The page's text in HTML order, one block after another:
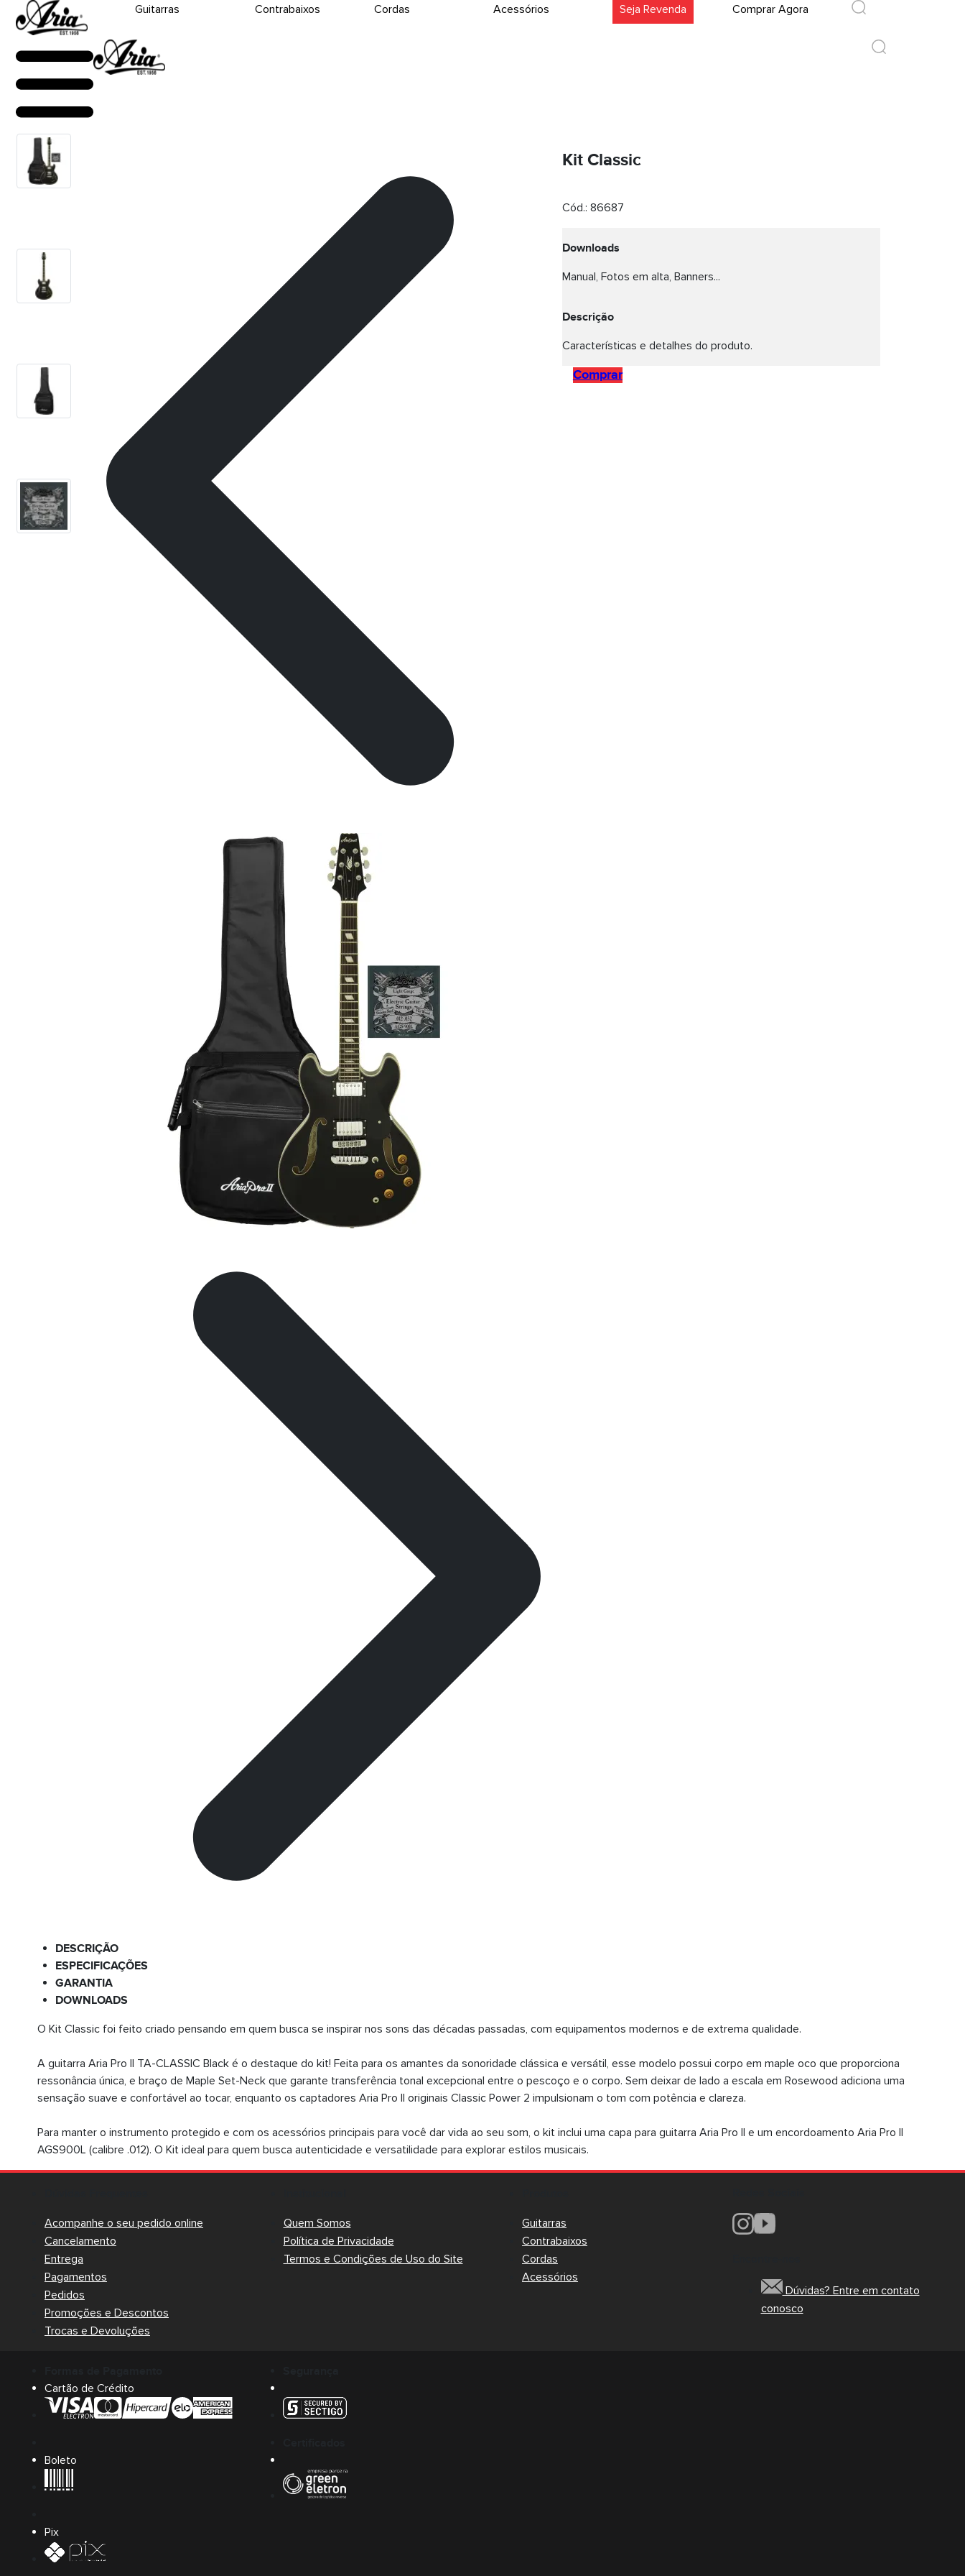
Guitarras Contrabaixos Cordas Acessórios Seja Revenda Comprar Agora
Kit Classic
Cód.: 86687
Downloads
Manual, Fotos em alta, Banners...
Descrição
Características e detalhes do produto.
Comprar
DESCRIÇÃO
ESPECIFICAÇÕES
GARANTIA
DOWNLOADS
O Kit Classic foi feito criado pensando em quem busca se inspirar nos sons das décadas passadas, com equipamentos modernos e de extrema qualidade.
A guitarra Aria Pro II TA-CLASSIC Black é o destaque do kit! Feita para os amantes da sonoridade clássica e versátil, esse modelo possui corpo em maple oco que proporciona
ressonância única, e braço de Maple Set-Neck que garante transferência tonal excepcional entre o pescoço e o corpo. Sem deixar de lado a escala em Rosewood adiciona uma
sensação suave e confortável ao tocar, enquanto os captadores Aria Pro II originais Classic Power 2 impulsionam o tom com potência e clareza.
Para manter o instrumento protegido e com os acessórios principais para você dar vida ao seu som, o kit inclui uma capa para guitarra Aria Pro II e um encordoamento Aria Pro II
AGS900L (calibre .012). O Kit ideal para quem busca autenticidade e versatilidade para explorar estilos musicais.
Acompanhe o seu pedido online
Cancelamento
Entrega
Pagamentos
Pedidos
Promoções e Descontos
Trocas e Devoluções
Quem Somos
Política de Privacidade
Termos e Condições de Uso do Site
Guitarras
Contrabaixos
Cordas
Acessórios
Dúvidas? Entre em contato
conosco
Cartão de Crédito
Boleto
Pix